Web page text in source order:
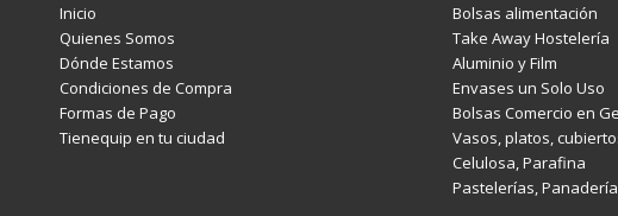
Inicio
Quienes Somos
Dónde Estamos
Condiciones de Compra
Formas de Pago
Tienequip en tu ciudad
Bolsas alimentación
Take Away Hostelería
Aluminio y Film
Envases un Solo Uso
Bolsas Comercio en
Vasos, platos,
Celulosa, Parafina
Pastelerías,